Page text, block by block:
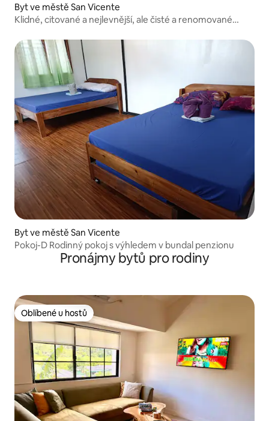
Byt ve městě San Vicente
Klidné, citované a nejlevnější, ale čisté a renomované
Byt ve městě San Vicente
Pokoj-D Rodinný pokoj s výhledem v bundal penzionu
Pronájmy bytů pro rodiny
Oblíbené u hostů
Oblíbené u hostů